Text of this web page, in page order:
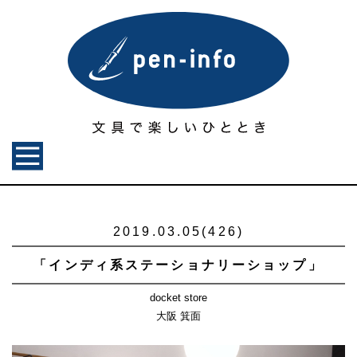
2019.03.05(426)
「インディ系ステーショナリーショップ」
docket store
大阪 箕面